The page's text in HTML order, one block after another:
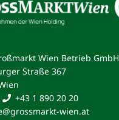
Wien Betrieb GmbH
Straße 367
+43 1 890 20 20
wien.at